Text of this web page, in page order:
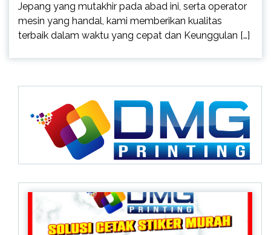
Jepang yang mutakhir pada abad ini, serta operator
mesin yang handal, kami memberikan kualitas
terbaik dalam waktu yang cepat dan Keunggulan […]